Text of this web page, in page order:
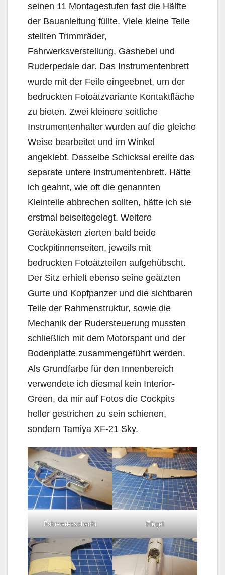
seinen 11 Montagestufen fast die Hälfte
der Bauanleitung füllte. Viele kleine Teile
stellten Trimmräder,
Fahrwerksverstellung, Gashebel und
Ruderpedale dar. Das Instrumentenbrett
wurde mit der Feile eingeebnet, um der
bedruckten Fotoätzvariante Kontaktfläche
zu bieten. Zwei kleinere seitliche
Instrumentenhalter wurden auf die gleiche
Weise bearbeitet und im Winkel
angeklebt. Dasselbe Schicksal ereilte das
separate untere Instrumentenbrett. Hätte
ich geahnt, wie oft die genannten
Kleinteile abbrechen sollten, hätte ich sie
erstmal beiseitegelegt. Weitere
Gerätekästen zierten bald beide
Cockpitinnenseiten, jeweils mit
bedruckten Fotoätzteilen aufgehübscht.
Der Sitz erhielt ebenso seine geätzten
Gurte und Kopfpanzer und die sichtbaren
Teile der Rahmenstruktur, sowie die
Mechanik der Rudersteuerung mussten
schließlich mit dem Motorspant und der
Bodenplatte zusammengeführt werden.
Als Grundfarbe für den Innenbereich
verwendete ich diesmal kein Interior-
Green, da mir auf Fotos die Cockpits
heller gestrichen zu sein schienen,
sondern Tamiya XF-21 Sky.
Fahrwerksschacht Flügel